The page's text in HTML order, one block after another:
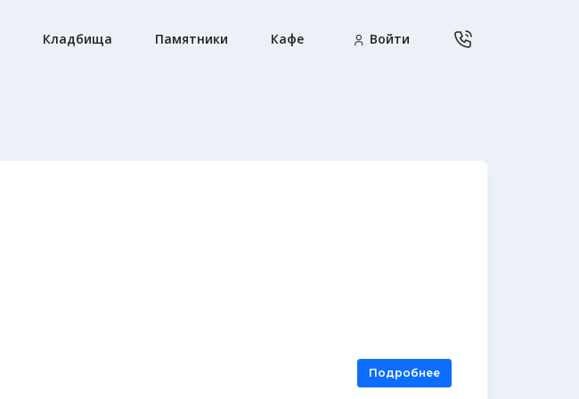
Кладбища Памятники Кафе Войти
Подробнее